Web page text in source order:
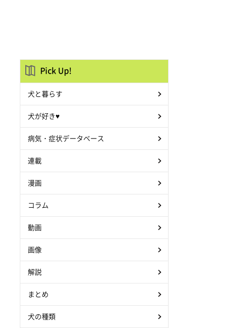
Pick Up!
犬と暮らす
犬が好き♥
病気・症状データベース
連載
漫画
コラム
動画
画像
解説
まとめ
犬の種類